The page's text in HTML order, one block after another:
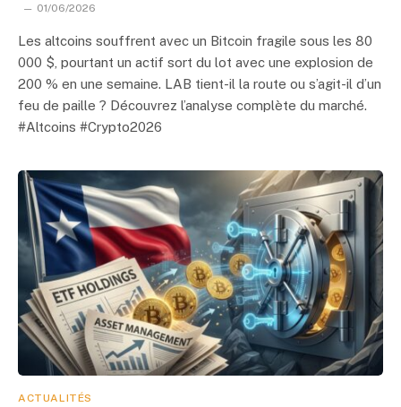
01/06/2026
Les altcoins souffrent avec un Bitcoin fragile sous les 80
000 $, pourtant un actif sort du lot avec une explosion de
200 % en une semaine. LAB tient-il la route ou s’agit-il d’un
feu de paille ? Découvrez l’analyse complète du marché.
#Altcoins #Crypto2026
ACTUALITÉS